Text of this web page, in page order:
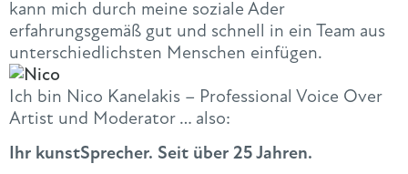
kann mich durch meine soziale Ader
erfahrungsgemäß gut und schnell in ein Team aus
unterschiedlichsten Menschen einfügen.
Ich bin Nico Kanelakis – Professional Voice Over
Artist und Moderator … also:
Ihr kunstSprecher. Seit über 25 Jahren.